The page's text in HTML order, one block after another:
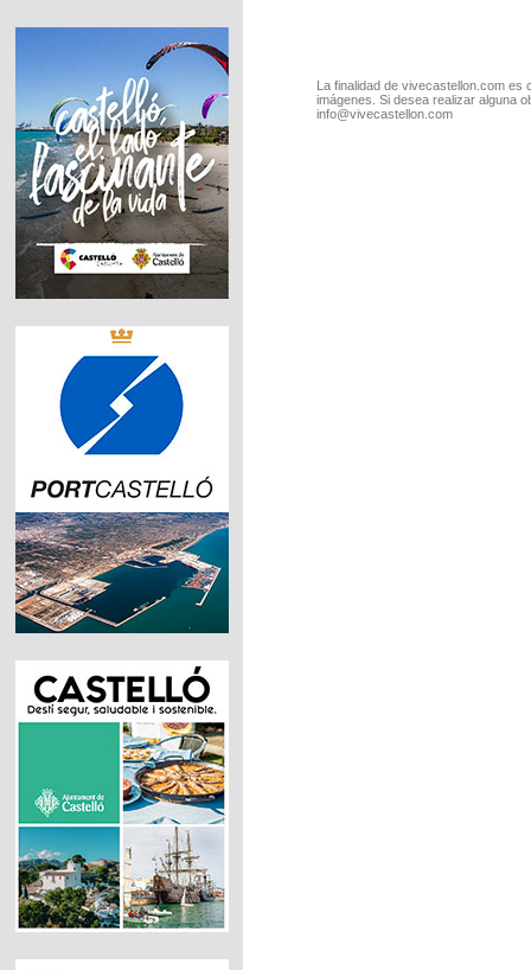
La finalidad de vivecastellon.com
imágenes. Si desea realizar alguna
info@vivecastellon.com